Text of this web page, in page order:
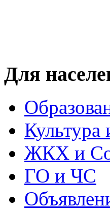
Для
Культура
ЖКХ и
ГО и ЧС